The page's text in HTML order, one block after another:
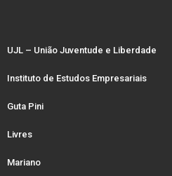
UJL – União Juventude e Liberdade
Instituto de Estudos Empresariais
Guta Pini
Livres
Mariano